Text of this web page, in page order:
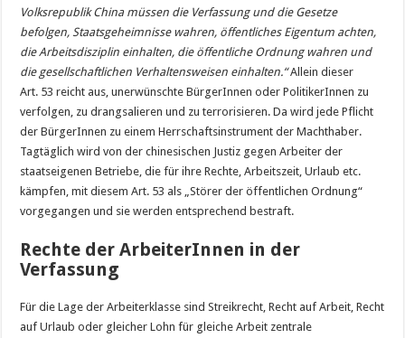
Volksrepublik China müssen die Verfassung und die Gesetze
befolgen, Staatsgeheimnisse wahren, öffentliches Eigentum achten,
die Arbeitsdisziplin einhalten, die öffentliche Ordnung wahren und
die gesellschaftlichen Verhaltensweisen einhalten.“Allein dieser
Art. 53 reicht aus, unerwünschte BürgerInnen oder PolitikerInnen zu
verfolgen, zu drangsalieren und zu terrorisieren. Da wird jede Pflicht
der BürgerInnen zu einem Herrschaftsinstrument der Machthaber.
Tagtäglich wird von der chinesischen Justiz gegen Arbeiter der
staatseigenen Betriebe, die für ihre Rechte, Arbeitszeit, Urlaub etc.
kämpfen, mit diesem Art. 53 als „Störer der öffentlichen Ordnung“
vorgegangen und sie werden entsprechend bestraft.
Rechte der ArbeiterInnen in der
Verfassung
Für die Lage der Arbeiterklasse sind Streikrecht, Recht auf Arbeit, Recht
auf Urlaub oder gleicher Lohn für gleiche Arbeit zentrale